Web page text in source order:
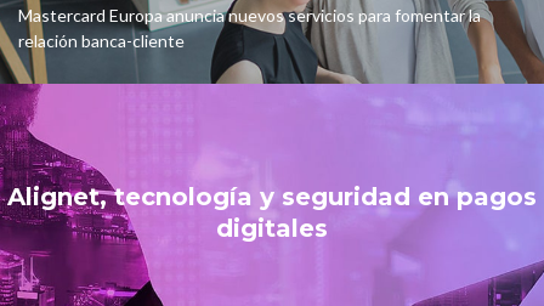
Mastercard Europa anuncia nuevos servicios para fomentar la
relación banca-cliente
Alignet, tecnología y seguridad en pagos
digitales